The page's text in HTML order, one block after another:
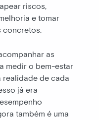
riscos,
e tomar
concretos.
as
medir o bem-estar
de cada
já era
também é uma